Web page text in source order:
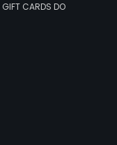
GIFT CARDS DO